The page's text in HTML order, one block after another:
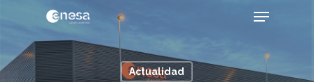
content
Menu
Actualidad